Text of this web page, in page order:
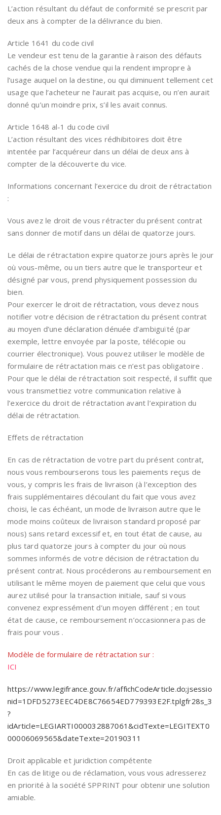
L’action résultant du défaut de conformité se prescrit par
deux ans à compter de la délivrance du bien.
Article 1641 du code civil
Le vendeur est tenu de la garantie à raison des défauts
cachés de la chose vendue qui la rendent impropre à
l’usage auquel on la destine, ou qui diminuent tellement cet
usage que l’acheteur ne l’aurait pas acquise, ou n’en aurait
donné qu’un moindre prix, s’il les avait connus.
Article 1648 al-1 du code civil
L’action résultant des vices rédhibitoires doit être
intentée par l’acquéreur dans un délai de deux ans à
compter de la découverte du vice.
Informations concernant l’exercice du droit de rétractation
:
Vous avez le droit de vous rétracter du présent contrat
sans donner de motif dans un délai de quatorze jours.
Le délai de rétractation expire quatorze jours après le jour
où vous-même, ou un tiers autre que le transporteur et
désigné par vous, prend physiquement possession du
bien.
Pour exercer le droit de rétractation, vous devez nous
notifier votre décision de rétractation du présent contrat
au moyen d’une déclaration dénuée d’ambiguïté (par
exemple, lettre envoyée par la poste, télécopie ou
courrier électronique). Vous pouvez utiliser le modèle de
formulaire de rétractation mais ce n’est pas obligatoire .
Pour que le délai de rétractation soit respecté, il suffit que
vous transmettiez votre communication relative à
l’exercice du droit de rétractation avant l’expiration du
délai de rétractation.
Effets de rétractation
En cas de rétractation de votre part du présent contrat,
nous vous rembourserons tous les paiements reçus de
vous, y compris les frais de livraison (à l’exception des
frais supplémentaires découlant du fait que vous avez
choisi, le cas échéant, un mode de livraison autre que le
mode moins coûteux de livraison standard proposé par
nous) sans retard excessif et, en tout état de cause, au
plus tard quatorze jours à compter du jour où nous
sommes informés de votre décision de rétractation du
présent contrat. Nous procéderons au remboursement en
utilisant le même moyen de paiement que celui que vous
aurez utilisé pour la transaction initiale, sauf si vous
convenez expressément d’un moyen différent ; en tout
état de cause, ce remboursement n’occasionnera pas de
frais pour vous .
Modèle de formulaire de rétractation sur :
ICI
https://www.legifrance.gouv.fr/affichCodeArticle.do;jsessio
nid=1DFD5273EEC4DE8C76654ED779393E2F.tplgfr28s_3
?
idArticle=LEGIARTI000032887061&cidTexte=LEGITEXT0
00006069565&dateTexte=20190311
Droit applicable et juridiction compétente
En cas de litige ou de réclamation, vous vous adresserez
en priorité à la société SPPRINT pour obtenir une solution
amiable.